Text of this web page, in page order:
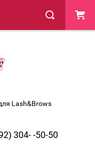
Lash&Brows
304- -50-50